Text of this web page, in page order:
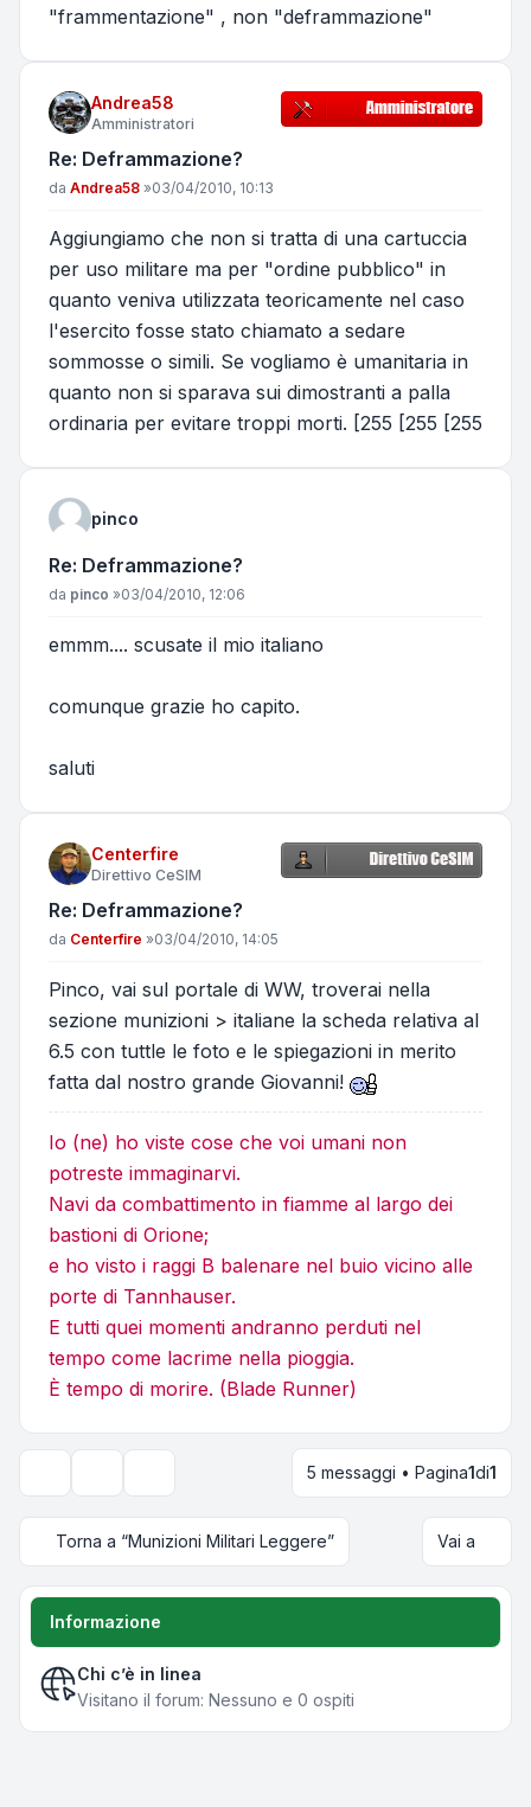
"frammentazione" , non "deframmazione"
Andrea58
Amministratori
Re: Deframmazione?
Messaggio
da Andrea58 »03/04/2010, 10:13
Aggiungiamo che non si tratta di una cartuccia
per uso militare ma per "ordine pubblico" in
quanto veniva utilizzata teoricamente nel caso
l'esercito fosse stato chiamato a sedare
sommosse o simili. Se vogliamo è umanitaria in
quanto non si sparava sui dimostranti a palla
ordinaria per evitare troppi morti. [255 [255 [255
pinco
Re: Deframmazione?
Messaggio
da pinco »03/04/2010, 12:06
emmm.... scusate il mio italiano
comunque grazie ho capito.
saluti
Centerfire
Direttivo CeSIM
Re: Deframmazione?
Messaggio
da Centerfire »03/04/2010, 14:05
Pinco, vai sul portale di WW, troverai nella
sezione munizioni > italiane la scheda relativa al
6.5 con tuttle le foto e le spiegazioni in merito
fatta dal nostro grande Giovanni!
Io (ne) ho viste cose che voi umani non
potreste immaginarvi.
Navi da combattimento in fiamme al largo dei
bastioni di Orione;
e ho visto i raggi B balenare nel buio vicino alle
porte di Tannhauser.
E tutti quei momenti andranno perduti nel
tempo come lacrime nella pioggia.
È tempo di morire. (Blade Runner)
Opzioni di visualizzazione e ordinamento
5 messaggi • Pagina1di1
Torna a “Munizioni Militari Leggere” Vai a
Informazione
Chi c’è in linea
Visitano il forum: Nessuno e 0 ospiti